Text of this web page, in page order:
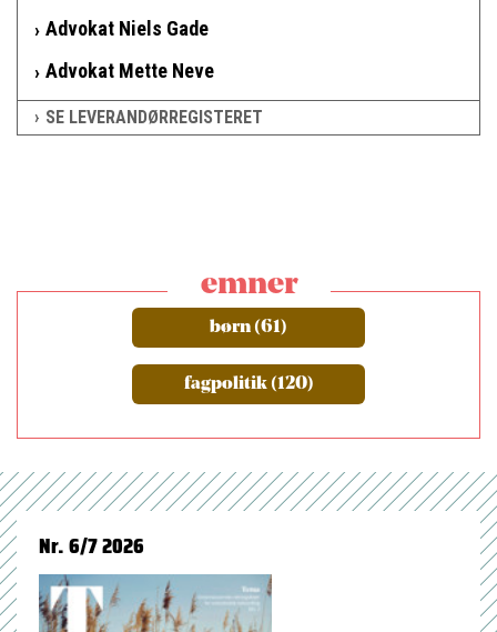
Advokat Niels Gade
Advokat Mette Neve
SE LEVERANDØRREGISTERET
emner
børn (61)
fagpolitik (120)
Nr. 6/7 2026